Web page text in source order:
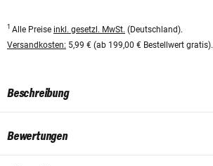
1 Alle Preise inkl. gesetzl. MwSt. (Deutschland).
Versandkosten: 5,99 € (ab 199,00 € Bestellwert gratis).
Beschreibung
Bewertungen